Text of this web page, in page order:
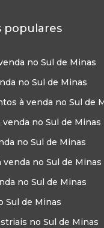
populares
no Sul de Minas
no Sul de Minas
à venda no Sul de
venda no Sul de Minas
no Sul de Minas
venda no Sul de Minas
no Sul de Minas
Sul de Minas
no Sul de Minas